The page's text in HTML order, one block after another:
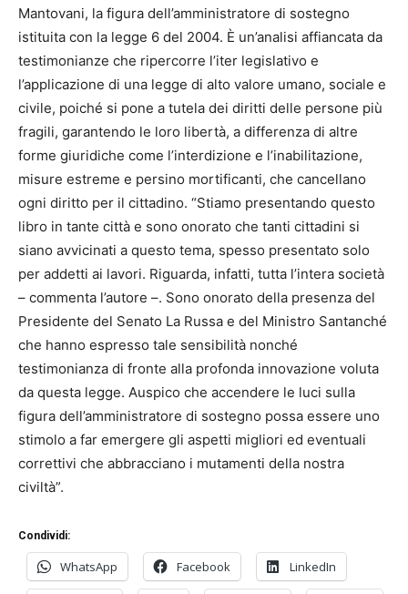
Mantovani, la figura dell’amministratore di sostegno
istituita con la legge 6 del 2004. È un’analisi affiancata da
testimonianze che ripercorre l’iter legislativo e
l’applicazione di una legge di alto valore umano, sociale e
civile, poiché si pone a tutela dei diritti delle persone più
fragili, garantendo le loro libertà, a differenza di altre
forme giuridiche come l’interdizione e l’inabilitazione,
misure estreme e persino mortificanti, che cancellano
ogni diritto per il cittadino. “Stiamo presentando questo
libro in tante città e sono onorato che tanti cittadini si
siano avvicinati a questo tema, spesso presentato solo
per addetti ai lavori. Riguarda, infatti, tutta l’intera società
– commenta l’autore –. Sono onorato della presenza del
Presidente del Senato La Russa e del Ministro Santanché
che hanno espresso tale sensibilità nonché
testimonianza di fronte alla profonda innovazione voluta
da questa legge. Auspico che accendere le luci sulla
figura dell’amministratore di sostegno possa essere uno
stimolo a far emergere gli aspetti migliori ed eventuali
correttivi che abbracciano i mutamenti della nostra
civiltà”.
Condividi:
WhatsApp Facebook LinkedIn